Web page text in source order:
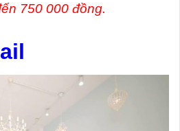
750 000 đồng.